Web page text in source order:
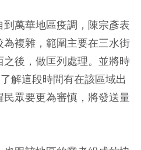
萬華地區疫調，陳宗彥表
複雜，範圍主要在三水街
後，做匡列處理。並將時
解這段時間有在該區域出
眾要更為審慎，將發送量